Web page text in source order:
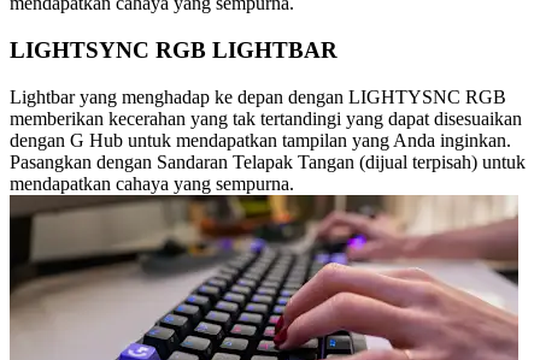
LIGHTSYNC RGB LIGHTBAR
Lightbar yang menghadap ke depan dengan LIGHTYSNC RGB
memberikan kecerahan yang tak tertandingi yang dapat disesuaikan
dengan G Hub untuk mendapatkan tampilan yang Anda inginkan.
Pasangkan dengan Sandaran Telapak Tangan (dijual terpisah) untuk
mendapatkan cahaya yang sempurna.